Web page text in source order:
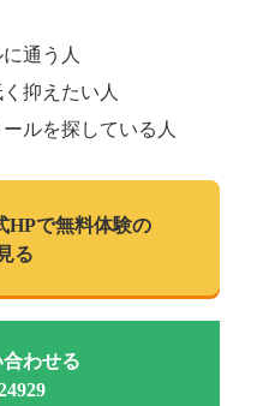
通う人
抑えたい人
ルを探している人
HPで無料体験の
る
わせる